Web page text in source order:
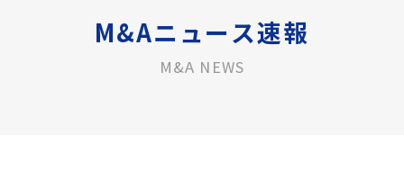
M&Aニュース速報
M&A NEWS